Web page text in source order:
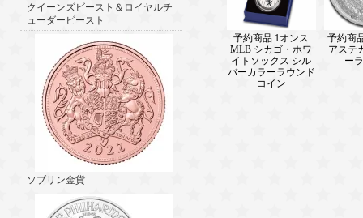
クイーンズビースト＆ロイヤルチ
ューダービースト
ソブリン金貨
予約商品 1オンス
MLB シカゴ・ホワ
イトソックス シル
バーカラーラウンド
コイン
予約商
アステ
ー